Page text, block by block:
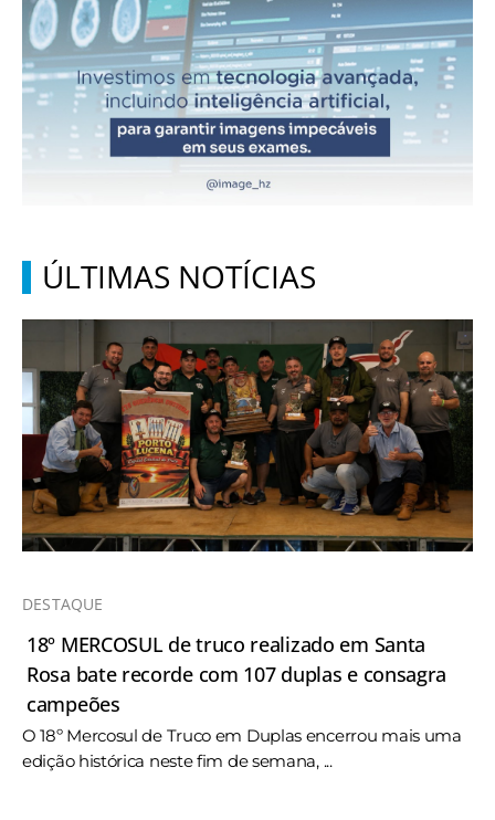
ÚLTIMAS NOTÍCIAS
DESTAQUE
18º MERCOSUL de truco realizado em Santa
Rosa bate recorde com 107 duplas e consagra
campeões
O 18º Mercosul de Truco em Duplas encerrou mais uma
edição histórica neste fim de semana, ...